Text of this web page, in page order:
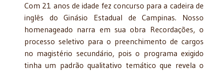
Com 21 anos de idade fez concurso para a cadeira de
inglês do Ginásio Estadual de Campinas. Nosso
homenageado narra em sua obra Recordações, o
processo seletivo para o preenchimento de cargos
no magistério secundário, pois o programa exigido
tinha um padrão qualitativo temático que revela o